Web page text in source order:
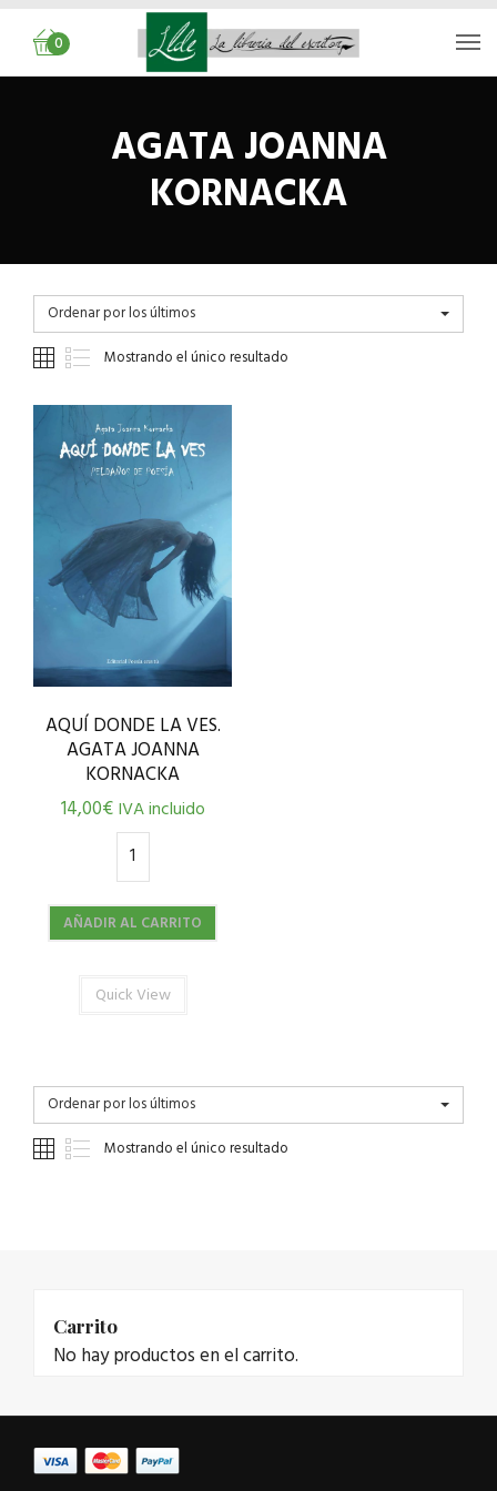
0
AGATA JOANNA
KORNACKA
Ordenar por los últimos
Mostrando el único resultado
AQUÍ DONDE LA VES.
AGATA JOANNA
KORNACKA
14,00€ IVA incluido
AÑADIR AL CARRITO
Quick View
Ordenar por los últimos
Mostrando el único resultado
Carrito
No hay productos en el carrito.